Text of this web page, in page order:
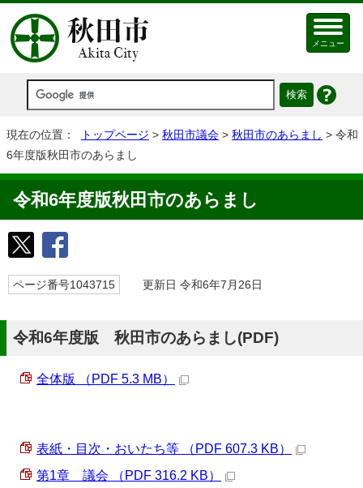
メニュー
現在の位置： トップページ > 秋田市議会 > 秋田市のあらまし > 令和
6年度版秋田市のあらまし
令和6年度版秋田市のあらまし
ページ番号1043715 更新日 令和6年7月26日
令和6年度版 秋田市のあらまし(PDF)
全体版 （PDF 5.3 MB）
表紙・目次・おいたち等 （PDF 607.3 KB）
第1章 議会 （PDF 316.2 KB）